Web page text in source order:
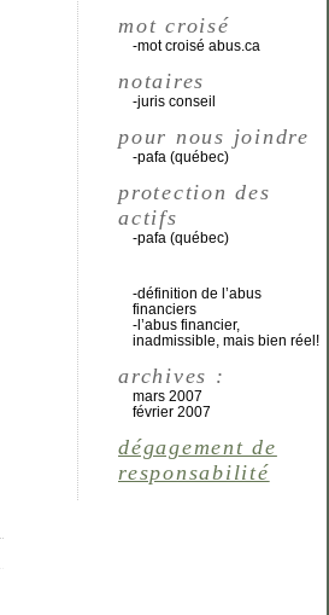
mot croisé
-mot croisé abus.ca
notaires
-juris conseil
pour nous joindre
-pafa (québec)
protection des
actifs
-pafa (québec)
-définition de l’abus
financiers
-l’abus financier,
inadmissible, mais bien réel!
archives :
mars 2007
février 2007
dégagement de
responsabilité